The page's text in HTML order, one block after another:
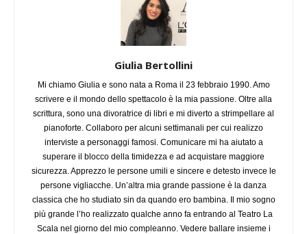
Giulia Bertollini
Mi chiamo Giulia e sono nata a Roma il 23 febbraio 1990. Amo
scrivere e il mondo dello spettacolo è la mia passione. Oltre alla
scrittura, sono una divoratrice di libri e mi diverto a strimpellare al
pianoforte. Collaboro per alcuni settimanali per cui realizzo
interviste a personaggi famosi. Comunicare mi ha aiutato a
superare il blocco della timidezza e ad acquistare maggiore
sicurezza. Apprezzo le persone umili e sincere e detesto invece le
persone vigliacche. Un’altra mia grande passione è la danza
classica che ho studiato sin da quando ero bambina. Il mio sogno
più grande l’ho realizzato qualche anno fa entrando al Teatro La
Scala nel giorno del mio compleanno. Vedere ballare insieme i